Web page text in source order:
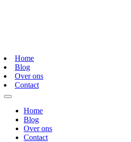
Home
Blog
Over ons
Contact
Home
Blog
Over ons
Contact